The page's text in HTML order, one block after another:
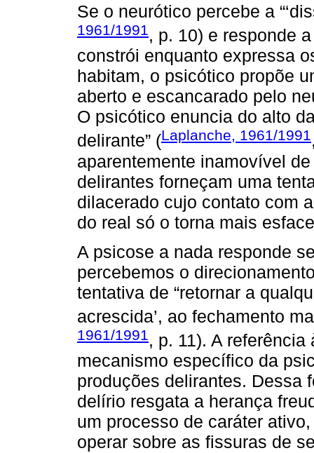
Se o neurótico percebe a
1961/1991, p. 10) e responde
constrói enquanto expressa
habitam, o psicótico propõe
aberto e escancarado pelo
O psicótico enuncia do alto
delirante” (Laplanche, 1961/1991
aparentemente inamovível
delirantes forneçam uma
dilacerado cujo contato com
do real só o torna mais
A psicose a nada responde
percebemos o
tentativa de “retornar a
acrescida’, ao fechamento
1961/1991, p. 11). A referência
mecanismo específico da
produções delirantes. Dessa
delírio resgata a herança
um processo de caráter
operar sobre as fissuras de